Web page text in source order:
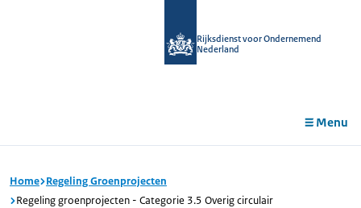
Rijksdienst voor Ondernemend
Nederland
Menu
Home Regeling Groenprojecten
Regeling groenprojecten - Categorie 3.5 Overig circulair